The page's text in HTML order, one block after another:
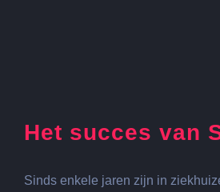
Het succes van
Sinds enkele jaren zijn in